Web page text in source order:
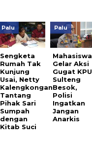
Palu
Sengketa
Rumah Tak
Kunjung
Usai, Netty
Kalengkongan
Tantang
Pihak Sari
Sumpah
dengan
Kitab Suci
Palu
Mahasiswa
Gelar Aksi
Gugat KPU
Sulteng
Besok,
Polisi
Ingatkan
Jangan
Anarkis